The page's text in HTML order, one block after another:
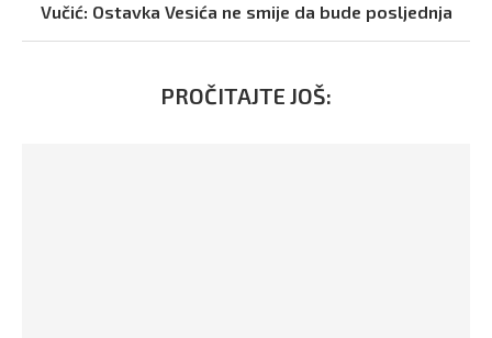
Vučić: Ostavka Vesića ne smije da bude posljednja
PROČITAJTE JOŠ: